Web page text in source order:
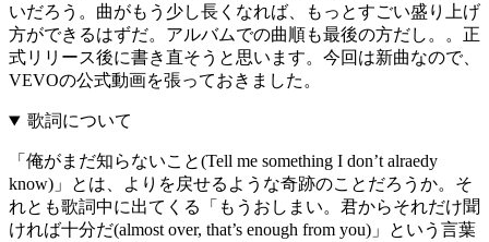
いだろう。曲がもう少し長くなれば、もっとすごい盛り上げ
方ができるはずだ。アルバムでの曲順も最後の方だし。。正
式リリース後に書き直そうと思います。今回は新曲なので、
VEVOの公式動画を張っておきました。
歌詞について
「俺がまだ知らないこと(Tell me something I don’t alraedy
know)」とは、よりを戻せるような奇跡のことだろうか。そ
れとも歌詞中に出てくる「もうおしまい。君からそれだけ聞
ければ十分だ(almost over, that’s enough from you)」という言葉